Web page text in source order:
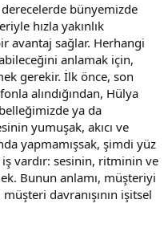
bünyemizde
hızla yakınlık
avantaj sağlar. Herhangi
anlamak için,
gerekir. İlk önce, son
alındığından, Hülya
ya da
yumuşak, akıcı ve
yapmamışsak, şimdi yüz
vardır: sesinin, ritminin ve
Bunun anlamı, müşteriyi
davranışının işitsel